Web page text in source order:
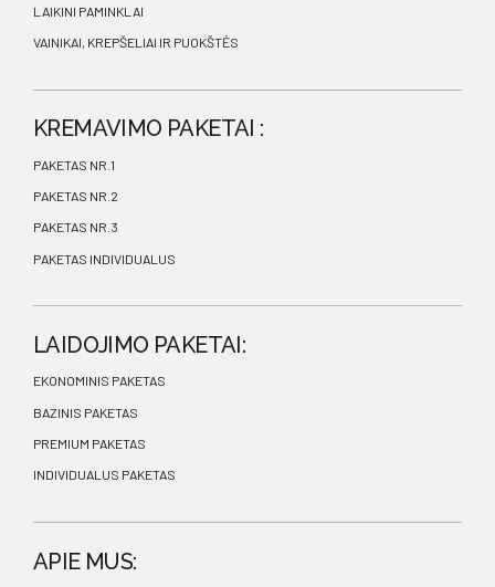
LAIKINI PAMINKLAI
VAINIKAI, KREPŠELIAI IR PUOKŠTĖS
KREMAVIMO PAKETAI :
PAKETAS NR.1
PAKETAS NR.2
PAKETAS NR.3
PAKETAS INDIVIDUALUS
LAIDOJIMO PAKETAI:
EKONOMINIS PAKETAS
BAZINIS PAKETAS
PREMIUM PAKETAS
INDIVIDUALUS PAKETAS
APIE MUS: